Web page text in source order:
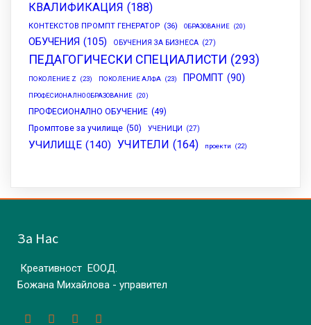
КВАЛИФИКАЦИЯ (188)
КОНТЕКСТОВ ПРОМПТ ГЕНЕРАТОР (36) ОБРАЗОВАНИЕ (20)
ОБУЧЕНИЯ (105) ОБУЧЕНИЯ ЗА БИЗНЕСА (27)
ПЕДАГОГИЧЕСКИ СПЕЦИАЛИСТИ (293)
ПОКОЛЕНИЕ Z (23) ПОКОЛЕНИЕ АЛФА (23) ПРОМПТ (90)
ПРОФЕСИОНАЛНО ОБРАЗОВАНИЕ (20)
ПРОФЕСИОНАЛНО ОБУЧЕНИЕ (49)
Промптове за училище (50) УЧЕНИЦИ (27)
УЧИЛИЩЕ (140) УЧИТЕЛИ (164) проекти (22)
За Нас
Креативност ЕООД.
Божана Михайлова - управител